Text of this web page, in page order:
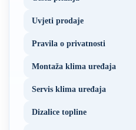
Uvjeti prodaje
Pravila o privatnosti
Montaža klima uređaja
Servis klima uređaja
Dizalice topline